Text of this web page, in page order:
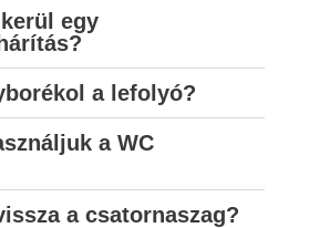
egy
a lefolyó?
a WC
a csatornaszag?